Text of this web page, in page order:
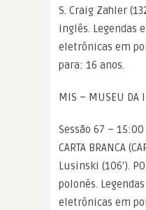
S. Craig Zahler
inglês. Legendas
eletrônicas em
para: 16 anos.
MIS – MUSEU DA
Sessão 67 – 15:00
CARTA BRANCA
Lusinski (106′).
polonês.
eletrônicas em